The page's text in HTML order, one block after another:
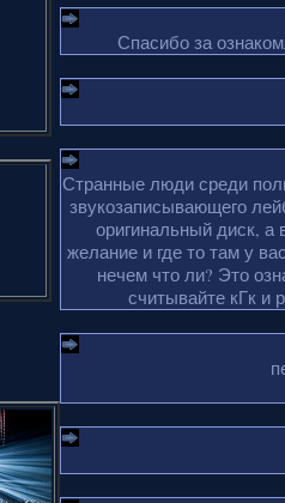
Спасибо за
Странные люди среди
звукозаписывающего
оригинальный диск, а
желание и где то там у
нечем что ли? Это
считывайте кГк и